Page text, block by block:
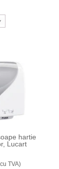
hartie
Lucart
TVA)